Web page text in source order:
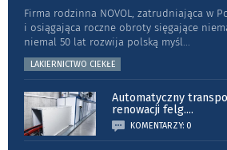
Firma rodzinna NOVOL, zatrudniająca w
i osiągająca roczne obroty sięgające
niemal 50 lat rozwija polską myśl...
LAKIERNICTWO CIEKŁE
Automatyczny
renowacji felg....
KOMENTARZY: 0